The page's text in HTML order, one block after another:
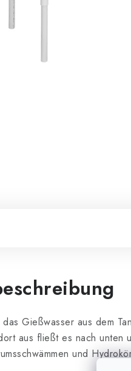
Gießwasser aus dem
aus fließt es nach unten
und